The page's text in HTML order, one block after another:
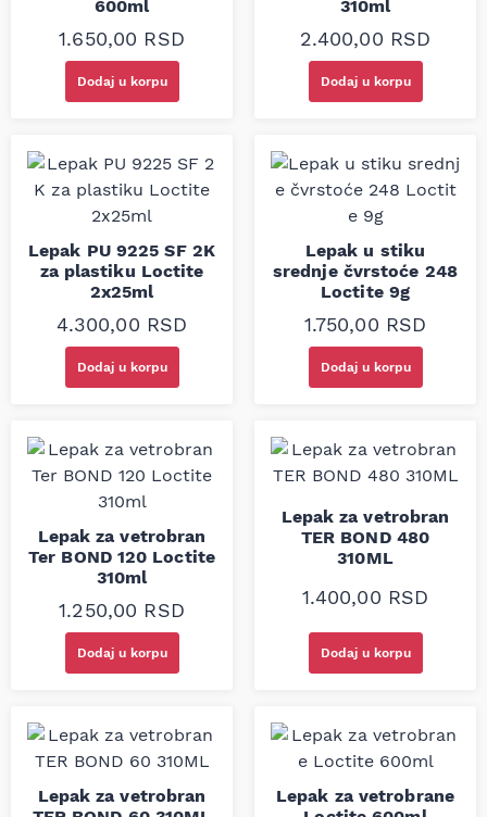
600ml
1.650,00 RSD
Dodaj u korpu
310ml
2.400,00 RSD
Dodaj u korpu
Lepak PU 9225 SF 2K
za plastiku Loctite
2x25ml
4.300,00 RSD
Dodaj u korpu
Lepak u stiku
srednje čvrstoće 248
Loctite 9g
1.750,00 RSD
Dodaj u korpu
Lepak za vetrobran
Ter BOND 120 Loctite
310ml
1.250,00 RSD
Dodaj u korpu
Lepak za vetrobran
TER BOND 480
310ML
1.400,00 RSD
Dodaj u korpu
Lepak za vetrobran
Lepak za vetrobrane